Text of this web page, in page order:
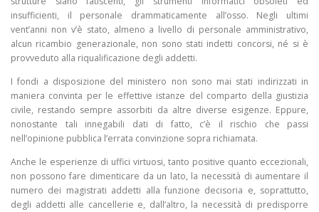
insufficienti, il personale drammaticamente all’osso. Negli ultimi
vent’anni non v’è stato, almeno a livello di personale amministrativo,
alcun ricambio generazionale, non sono stati indetti concorsi, né si è
provveduto alla riqualificazione degli addetti.
I fondi a disposizione del ministero non sono mai stati indirizzati in
maniera convinta per le effettive istanze del comparto della giustizia
civile, restando sempre assorbiti da altre diverse esigenze. Eppure,
nonostante tali innegabili dati di fatto, c’è il rischio che passi
nell’opinione pubblica l’errata convinzione sopra richiamata.
Anche le esperienze di uffici virtuosi, tanto positive quanto eccezionali,
non possono fare dimenticare da un lato, la necessità di aumentare il
numero dei magistrati addetti alla funzione decisoria e, soprattutto,
degli addetti alle cancellerie e, dall’altro, la necessità di predisporre